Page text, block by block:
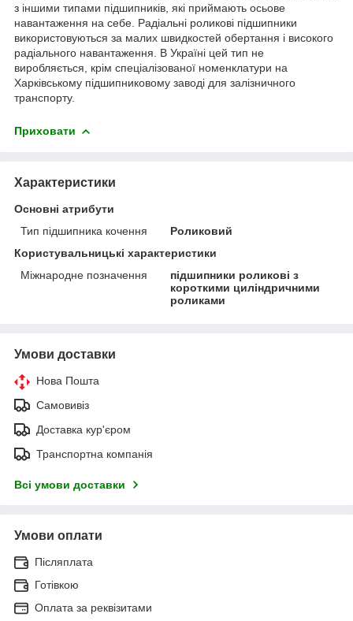
з іншими типами підшипників, які приймають осьове
навантаження на себе. Радіальні роликові підшипники
використовуються за малих швидкостей обертання і високого
радіального навантаження. В Україні цей тип не
виробляється, крім спеціалізованої номенклатури на
Харківському підшипниковому заводі для залізничного
транспорту.
Приховати
Характеристики
Основні атрибути
Тип підшипника кочення
Роликовий
Користувальницькі характеристики
Міжнародне позначення
підшипники роликові з
короткими циліндричними
роликами
Умови доставки
Нова Пошта
Самовивіз
Доставка кур'єром
Транспортна компанія
Всі умови доставки
Умови оплати
Післяплата
Готівкою
Оплата за реквізитами